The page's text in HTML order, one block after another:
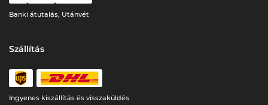
Banki átutalás, Utánvét
Szállítás
Ingyenes kiszállítás és visszaküldés